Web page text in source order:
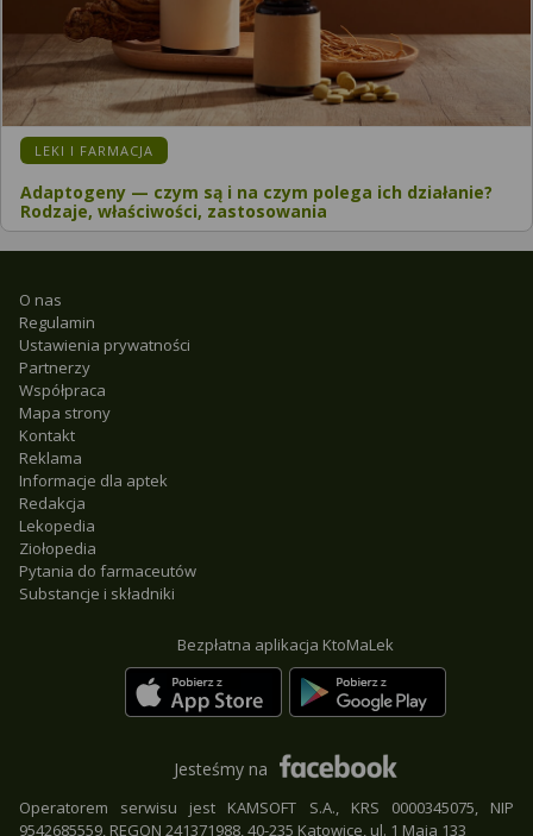
LEKI I FARMACJA
Adaptogeny — czym są i na czym polega ich działanie?
Rodzaje, właściwości, zastosowania
O nas
Regulamin
Ustawienia prywatności
Partnerzy
Współpraca
Mapa strony
Kontakt
Reklama
Informacje dla aptek
Redakcja
Lekopedia
Ziołopedia
Pytania do farmaceutów
Substancje i składniki
Bezpłatna aplikacja KtoMaLek
Jesteśmy na
Operatorem serwisu jest KAMSOFT S.A., KRS 0000345075, NIP
9542685559, REGON 241371988, 40-235 Katowice, ul. 1 Maja 133